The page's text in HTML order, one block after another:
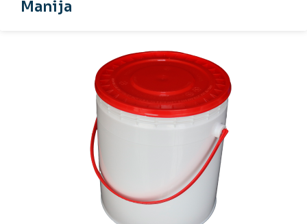
Manija